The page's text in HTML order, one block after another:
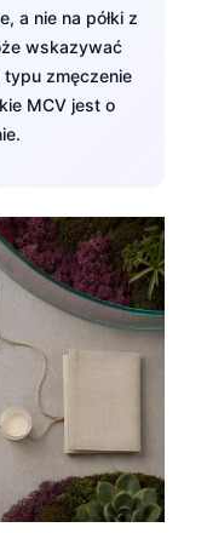
a nie na półki z
wskazywać
zmęczenie
MCV jest o